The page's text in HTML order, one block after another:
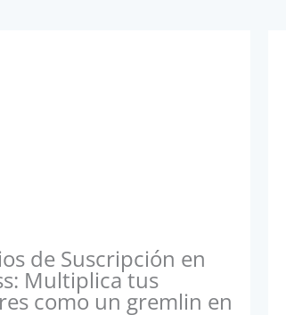
de Suscripción en
Multiplica tus
como un gremlin en